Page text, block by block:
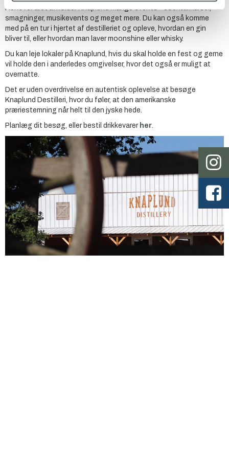
Henover året afholder Knaplund mange events - cocktailkurser,
smagninger, musikevents og meget mere. Du kan også komme
med på en tur i hjertet af destilleriet og opleve, hvordan en gin
bliver til, eller hvordan man laver moonshine eller whisky.
Du kan leje lokaler på Knaplund, hvis du skal holde en fest og gerne
vil holde den i anderledes omgivelser, hvor det også er muligt at
overnatte.
Det er uden overdrivelse en autentisk oplevelse at besøge
Knaplund Destilleri, hvor du føler, at den amerikanske
præriestemning når helt til den jyske hede.
Planlæg dit besøg, eller bestil drikkevarer her.